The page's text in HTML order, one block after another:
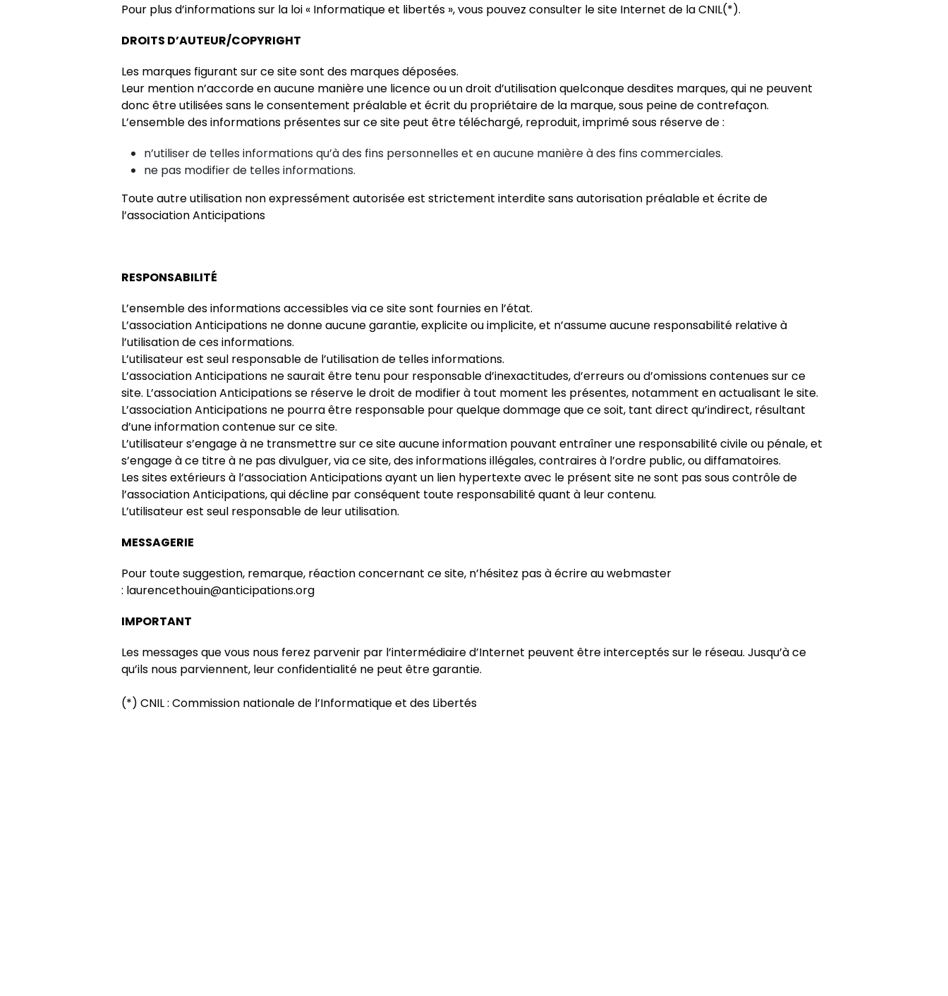
Pour plus d’informations sur la loi « Informatique et libertés », vous pouvez consulter le site Internet de la CNIL(*).
DROITS D’AUTEUR/COPYRIGHT
Les marques figurant sur ce site sont des marques déposées.
Leur mention n’accorde en aucune manière une licence ou un droit d’utilisation quelconque desdites marques, qui ne peuvent
donc être utilisées sans le consentement préalable et écrit du propriétaire de la marque, sous peine de contrefaçon.
L’ensemble des informations présentes sur ce site peut être téléchargé, reproduit, imprimé sous réserve de :
n’utiliser de telles informations qu’à des fins personnelles et en aucune manière à des fins commerciales.
ne pas modifier de telles informations.
Toute autre utilisation non expressément autorisée est strictement interdite sans autorisation préalable et écrite de
l’association Anticipations
RESPONSABILITÉ
L’ensemble des informations accessibles via ce site sont fournies en l’état.
L’association Anticipations ne donne aucune garantie, explicite ou implicite, et n’assume aucune responsabilité relative à
l’utilisation de ces informations.
L’utilisateur est seul responsable de l’utilisation de telles informations.
L’association Anticipations ne saurait être tenu pour responsable d’inexactitudes, d’erreurs ou d’omissions contenues sur ce
site. L’association Anticipations se réserve le droit de modifier à tout moment les présentes, notamment en actualisant le site.
L’association Anticipations ne pourra être responsable pour quelque dommage que ce soit, tant direct qu’indirect, résultant
d’une information contenue sur ce site.
L’utilisateur s’engage à ne transmettre sur ce site aucune information pouvant entraîner une responsabilité civile ou pénale, et
s’engage à ce titre à ne pas divulguer, via ce site, des informations illégales, contraires à l’ordre public, ou diffamatoires.
Les sites extérieurs à l’association Anticipations ayant un lien hypertexte avec le présent site ne sont pas sous contrôle de
l’association Anticipations, qui décline par conséquent toute responsabilité quant à leur contenu.
L’utilisateur est seul responsable de leur utilisation.
MESSAGERIE
Pour toute suggestion, remarque, réaction concernant ce site, n’hésitez pas à écrire au webmaster
: laurencethouin@anticipations.org
IMPORTANT
Les messages que vous nous ferez parvenir par l’intermédiaire d’Internet peuvent être interceptés sur le réseau. Jusqu’à ce
qu’ils nous parviennent, leur confidentialité ne peut être garantie.
(*) CNIL : Commission nationale de l’Informatique et des Libertés